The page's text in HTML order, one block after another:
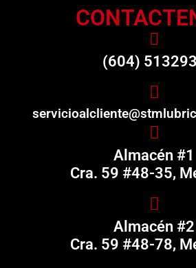
(604)
Almacén #1
Cra. 59 #48-35,
Almacén #2
Cra. 59 #48-78,